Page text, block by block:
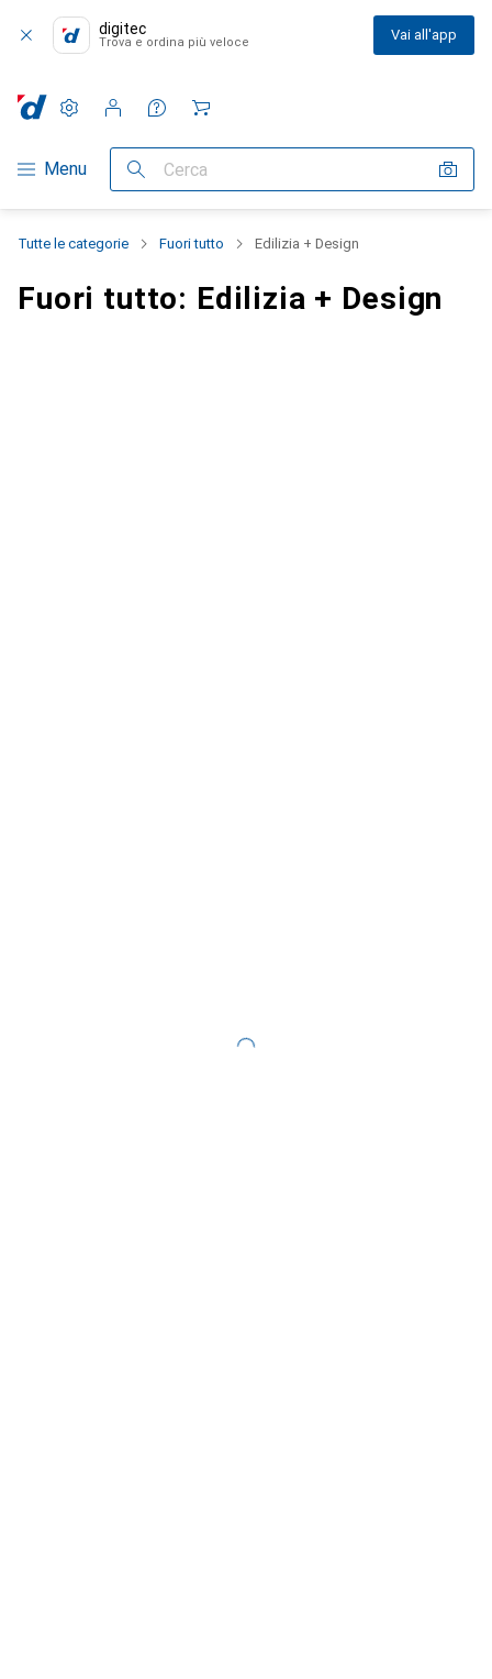
digitec
Trova e ordina più veloce Vai all'app
Categoria Navigazione
Menu Cerca
Impostazioni
Conto cliente
Liste di confronto
Liste dei desideri
Carrello
Tutte le categorie Fuori tutto Edilizia + Design
Fuori tutto: Edilizia + Design